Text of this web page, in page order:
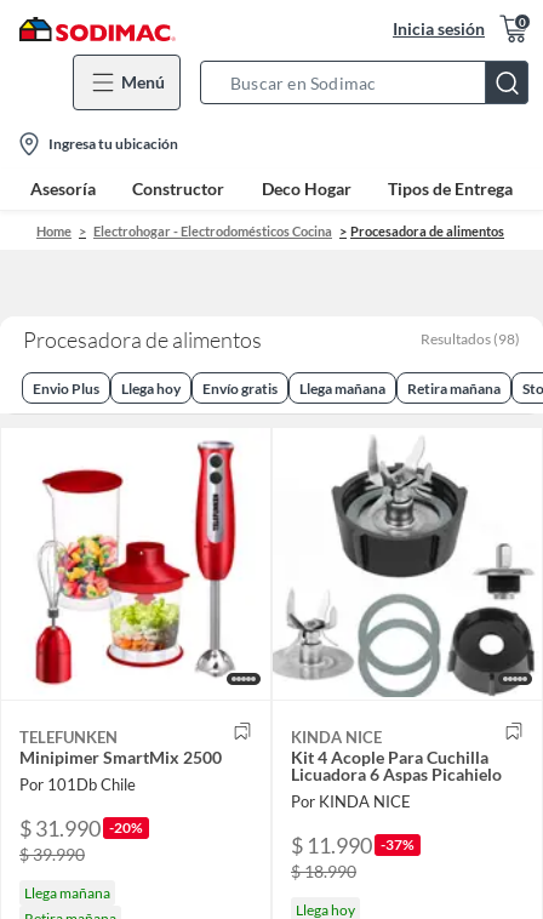
Inicia sesión 0
Menú
Bar
location-
icon
Ingresa tu ubicación
Asesoría Constructor Deco Hogar Tipos de Entrega
Home Electrohogar - Electrodomésticos Cocina Procesadora de alimentos
Procesadora de alimentos Resultados (98)
Envio Plus Llega hoy Envío gratis Llega mañana Retira mañana
TELEFUNKEN
Minipimer SmartMix 2500
Por 101Db Chile
$ 31.990 -20%
$ 39.990
Llega mañana
KINDA NICE
Kit 4 Acople Para Cuchilla
Licuadora 6 Aspas Picahielo
Por KINDA NICE
$ 11.990 -37%
$ 18.990
Llega hoy